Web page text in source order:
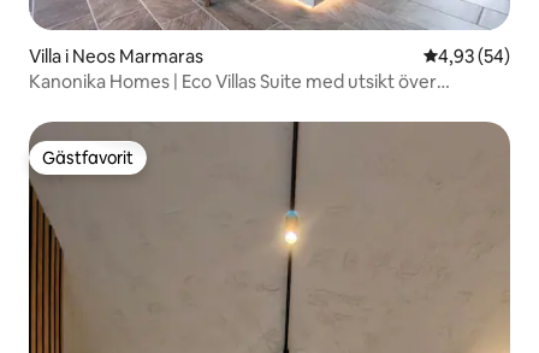
Villa i Neos Marmaras 4,93 av 5 i
4,93 (54)
Kanonika Homes | Eco Villas Suite med utsikt över
Gästfavorit
Gästfavorit